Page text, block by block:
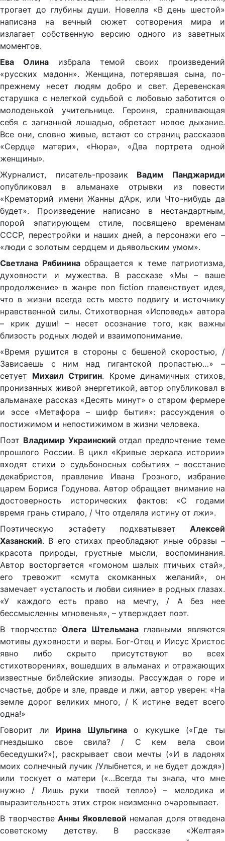
трогает до глубины души. Новелла «В день шестой»
написана на вечный сюжет сотворения мира и
излагает собственную версию одного из заветных
моментов.
Ева Олина избрала темой своих произведений
«русских мадонн». Женщина, потерявшая сына, по-
прежнему несет людям добро и свет. Деревенская
старушка с нелегкой судьбой с любовью заботится о
молоденькой учительнице. Героиня, сравнивающая
себя с загнанной лошадью, обретает новое дыхание.
Все они, словно живые, встают со страниц рассказов
«Сердце матери», «Нюра», «Два портрета одной
женщины».
Журналист, писатель-прозаик Вадим Панджариди
опубликовал в альманахе отрывки из повести
«Крематорий имени Жанны д’Арк, или Что-нибудь да
будет». Произведение написано в нестандартным,
порой эпатирующем стиле, посвящено временам
СССР, перестройки и наших дней, а персонажи его –
«люди с золотым сердцем и дьявольским умом».
Светлана Рябининаобращается к теме патриотизма,
духовности и мужества. В рассказе «Мы – ваше
продолжение» в жанре non fiction главенствует идея,
что в жизни всегда есть место подвигу и источнику
нравственной силы. Стихотворная «Исповедь» автора
– крик души! – несет осознание того, как важны
близость родных людей и взаимопонимание.
«Время рушится в стороны с бешеной скоростью, /
Зависаешь с ним над гигантской пропастью…» –
сетует Михаил Стригин. Кроме динамичных стихов,
пронизанных живой энергетикой, автор опубликовал в
альманахе рассказ «Десять минут» о старом фермере
и эссе «Метафора – шифр бытия»: рассуждения о
постижимом и непостижимом в жизни человека.
Поэт Владимир Украинскийотдал предпочтение теме
прошлого России. В цикл «Кривые зеркала истории»
входят стихи о судьбоносных событиях – восстание
декабристов, правление Ивана Грозного, избрание
царем Бориса Годунова. Автор обращает внимание на
достоверность исторических фактов: «С годами
время грань стирало, / Что отделяла истину от лжи».
Поэтическую эстафету подхватывает Алексей
Хазанский. В его стихах преобладают иные образы –
красота природы, грустные мысли, воспоминания.
Автор восторгается «гомоном шалых птичьих стай»,
его тревожит «смута скомканных желаний», он
замечает «усталость и любви сияние» в родных глазах.
«У каждого есть право на мечту, / А без нее
бессмысленны мгновенья», – утверждает поэт.
В творчестве Олега Штельмана главными являются
мотивы духовности и веры. Бог-Отец и Иисус Христос
явно либо скрыто присутствуют во всех
стихотворениях, вошедших в альманах и отражающих
известные библейские эпизоды. Рассуждая о горе и
счастье, добре и зле, правде и лжи, автор уверен: «На
земле дорог великих много, / К истине ведет всего
одна!»
Говорит ли Ирина Шульгинао кукушке («Где ты
гнездышко свое свила? / С кем вела свои
беседушки?»), раскрывает свои мечты («И в ладонях
моих солнечный лучик /Улыбнется, и не будет дождя»)
или тоскует о матери («…Всегда ты знала, что мне
нужно / Лишь руки твоей тепло») – мелодика и
выразительность этих строк неизменно очаровывает.
В творчестве Анны Яковлевой немалая доля отведена
советскому детству. В рассказе «Желтая»